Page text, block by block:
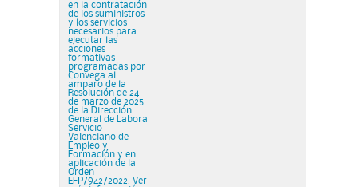
en la contratación
de los suministros
y los servicios
necesarios para
ejecutar las
acciones
formativas
programadas por
Convega al
amparo de la
Resolución de 24
de marzo de 2025
de la Dirección
General de Labora
Servicio
Valenciano de
Empleo y
Formación y en
aplicación de la
Orden
EFP/942/2022. Ver